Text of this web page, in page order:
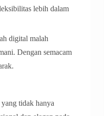
lebih dalam
digital malah
Dengan semacam
tidak hanya